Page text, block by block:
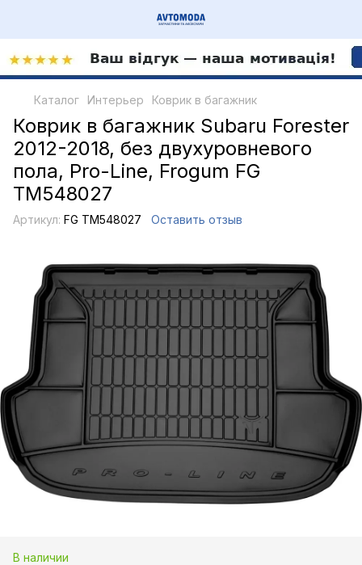
Каталог Интерьер Коврик в багажник
Коврик в багажник Subaru Forester
2012-2018, без двухуровневого
пола, Pro-Line, Frogum FG
TM548027
Артикул: FG TM548027 Оставить отзыв
В наличии